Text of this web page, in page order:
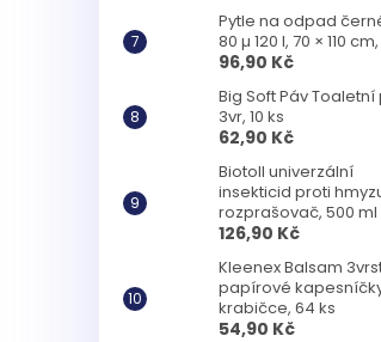
Pytle na odpad
80 µ 120 l, 70 × 110 cm,
96,90 Kč
Big Soft Páv
3vr, 10 ks
62,90 Kč
Biotoll univerzální
insekticid proti
rozprašovač, 500 ml
126,90 Kč
Kleenex Balsam
papírové
krabičce, 64 ks
54,90 Kč